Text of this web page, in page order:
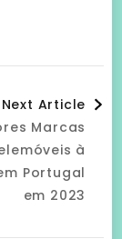
Next Article
Marcas
à
Portugal
em 2023